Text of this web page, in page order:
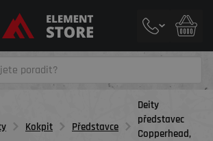
Kokpit Představce
Deity
představec
Copperhead,